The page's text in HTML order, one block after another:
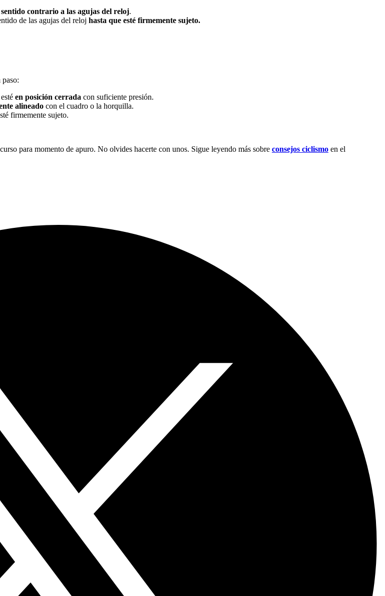
sentido contrario a las agujas del reloj.
de las agujas del reloj hasta que esté firmemente sujeto.
en posición cerrada con suficiente presión.
alineado con el cuadro o la horquilla.
firmemente sujeto.
para momento de apuro. No olvides hacerte con unos. Sigue leyendo más sobre consejos ciclismo en el